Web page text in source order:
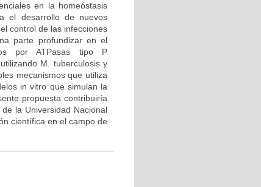
en la homeóstasis
el desarrollo de nuevos
control de las infecciones
parte profundizar en el
por ATPasas tipo P
M. tuberculosis y
mecanismos que utiliza
in vitro que simulan la
propuesta contribuiría
la Universidad Nacional
científica en el campo de